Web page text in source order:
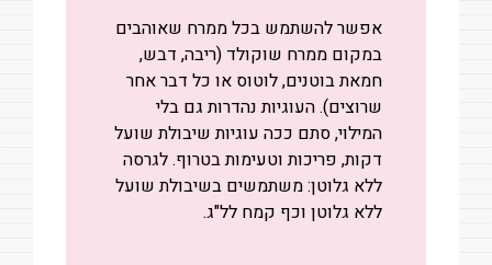
אפשר להשתמש בכל ממרח שאוהבים
במקום ממרח שוקולד (ריבה, דבש,
חמאת בוטנים, לוטוס או כל דבר אחר
שרוצים). העוגיות נהדרות גם בלי
המילוי, סתם ככה עוגיות שיבולת שועל
דקות, פריכות וטעימות בטרוף. לגרסה
ללא גלוטן: משתמשים בשיבולת שועל
ללא גלוטן וכף קמח לל"ג.